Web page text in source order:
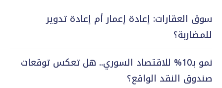
سوق العقارات: إعادة إعمار أم إعادة تدوير
للمضاربة؟
نمو بـ10% للاقتصاد السوري.. هل تعكس توقعات
صندوق النقد الواقع؟